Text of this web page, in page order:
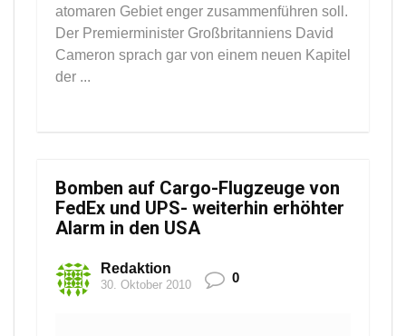
atomaren Gebiet enger zusammenführen soll.
Der Premierminister Großbritanniens David
Cameron sprach gar von einem neuen Kapitel
der ...
Bomben auf Cargo-Flugzeuge von
FedEx und UPS- weiterhin erhöhter
Alarm in den USA
Redaktion
30. Oktober 2010 0